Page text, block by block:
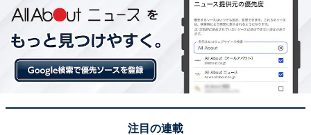
注目の連載